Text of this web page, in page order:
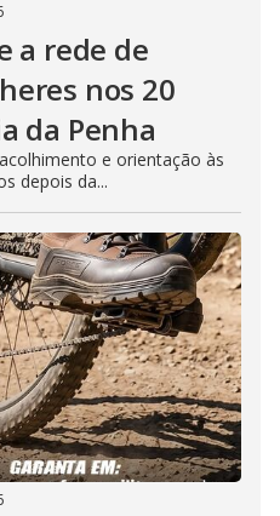
a rede de
nos 20
da Penha
e orientação às
depois da...